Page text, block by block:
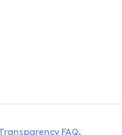
Transparency FAQ.